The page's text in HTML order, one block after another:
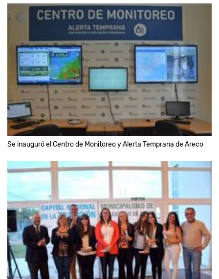
Se inauguró el Centro de Monitoreo y Alerta Temprana de Areco